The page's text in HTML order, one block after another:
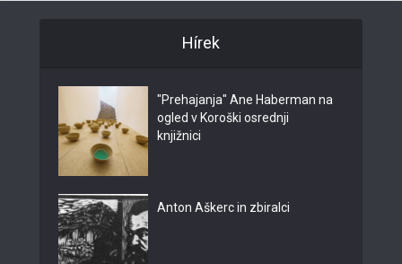
Hírek
"Prehajanja" Ane Haberman na
ogled v Koroški osrednji
knjižnici
Anton Aškerc in zbiralci